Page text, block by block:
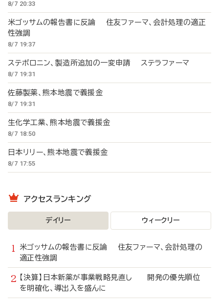
8/7 20:33
米ゴッサムの報告書に反論 住友ファーマ、会計処理の適正
性強調
8/7 19:37
ステボロニン、製造所追加の一変申請 ステラファーマ
8/7 19:31
佐藤製薬、熊本地震で義援金
8/7 19:31
生化学工業、熊本地震で義援金
8/7 18:50
日本リリー、熊本地震で義援金
8/7 17:55
アクセスランキング
デイリー ウィークリー
米ゴッサムの報告書に反論 住友ファーマ、会計処理の
適正性強調
【決算】日本新薬が事業戦略見直し 開発の優先順位
を明確化、導出入を盛んに